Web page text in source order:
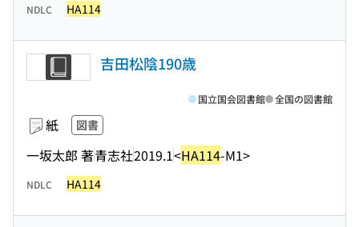
NDLC HA114
吉田松陰190歳
紙 図書
一坂太郎 著青志社2019.1<HA114-M1>
国立国会図書館 全国の図書館
NDLC HA114